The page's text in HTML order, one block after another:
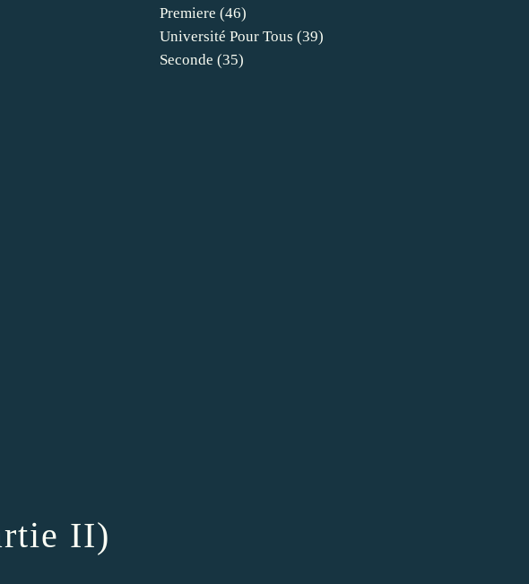
II)
Premiere (46)
Université Pour Tous (39)
Seconde (35)